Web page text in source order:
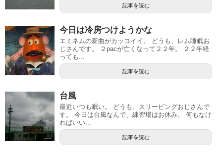
記事を読む
今日は冷房つけようかな
エミネムの新曲がカッコイイ。 どうも、レム睡眠お
じさんです。 ２pacが亡くなって２２年。 ２２年経
っても...
記事を読む
台風
最近いつも眠い。 どうも、スリーピングおじさんで
す。 今日は台風なんで、練習場はお休み。 何もなけ
ればいい...
記事を読む